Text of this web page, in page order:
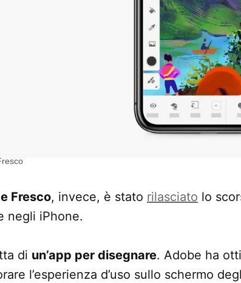
Fresco, invece, è stato rilasciato lo
negli iPhone.
di un’app per disegnare. Adobe ha
l’esperienza d’uso sullo schermo